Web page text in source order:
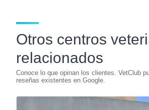
Otros centros
relacionados